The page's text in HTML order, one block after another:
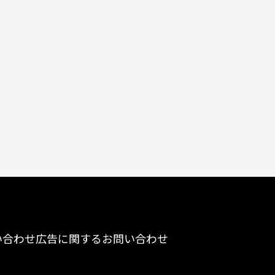
わせ広告に関するお問い合わせ